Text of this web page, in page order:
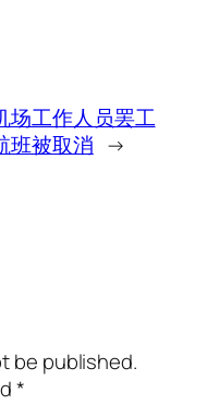
场工作人员罢工
班被取消 →
be published.
*